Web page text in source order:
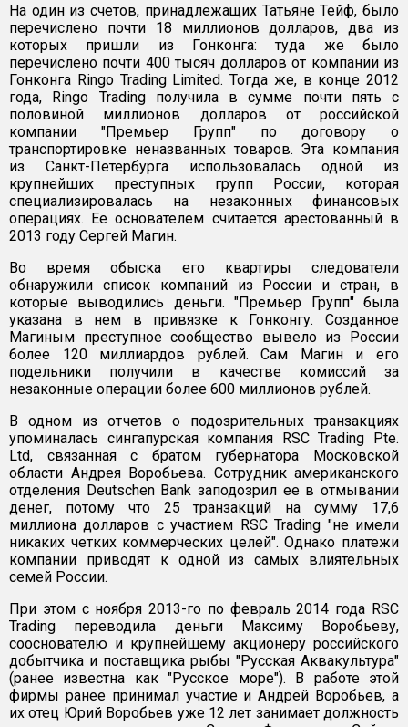
На один из счетов, принадлежащих Татьяне Тейф, было
перечислено почти 18 миллионов долларов, два из
которых пришли из Гонконга: туда же было
перечислено почти 400 тысяч долларов от компании из
Гонконга Ringo Trading Limited. Тогда же, в конце 2012
года, Ringo Trading получила в сумме почти пять с
половиной миллионов долларов от российской
компании "Премьер Групп" по договору о
транспортировке неназванных товаров. Эта компания
из Санкт-Петербурга использовалась одной из
крупнейших преступных групп России, которая
специализировалась на незаконных финансовых
операциях. Ее основателем считается арестованный в
2013 году Сергей Магин.
Во время обыска его квартиры следователи
обнаружили список компаний из России и стран, в
которые выводились деньги. "Премьер Групп" была
указана в нем в привязке к Гонконгу. Созданное
Магиным преступное сообщество вывело из России
более 120 миллиардов рублей. Сам Магин и его
подельники получили в качестве комиссий за
незаконные операции более 600 миллионов рублей.
В одном из отчетов о подозрительных транзакциях
упоминалась сингапурская компания RSC Trading Pte.
Ltd, связанная с братом губернатора Московской
области Андрея Воробьева. Сотрудник американского
отделения Deutschen Bank заподозрил ее в отмывании
денег, потому что 25 транзакций на сумму 17,6
миллиона долларов с участием RSC Trading "не имели
никаких четких коммерческих целей". Однако платежи
компании приводят к одной из самых влиятельных
семей России.
При этом с ноября 2013-го по февраль 2014 года RSC
Trading переводила деньги Максиму Воробьеву,
сооснователю и крупнейшему акционеру российского
добытчика и поставщика рыбы "Русская Аквакультура"
(ранее известна как "Русское море"). В работе этой
фирмы ранее принимал участие и Андрей Воробьев, а
их отец Юрий Воробьев уже 12 лет занимает должность